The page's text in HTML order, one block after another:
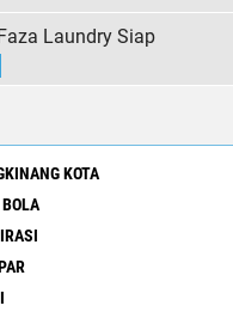
Laundry Siap
KOTA